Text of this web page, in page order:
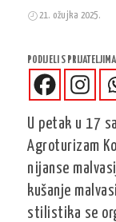
21. ožujka 2025.
PODIJELI S
U petak u 17
Agroturizam
nijanse
kušanje
stilistika se